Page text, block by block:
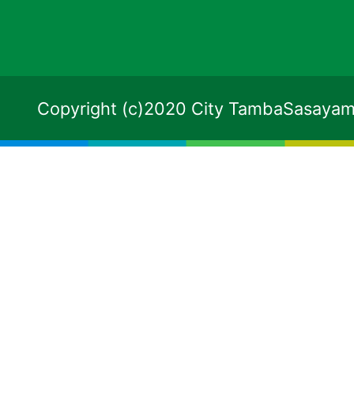
Copyright (c)2020 City